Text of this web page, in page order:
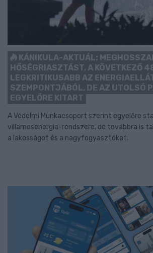
KÁNIKULA-AKTUÁL:
HŐSÉGRIASZTÁST, A KÖVETKEZŐ
LEGKRITIKUSABB AZ
SZEMPONTJÁBÓL, DE AZ UTOLSÓ
EGYELŐRE KITART
A Védelmi Munkacsoport szerint egyelőre
villamosenergia-rendszere, de továbbra is
a lakosságot és a nagyfogyasztókat.